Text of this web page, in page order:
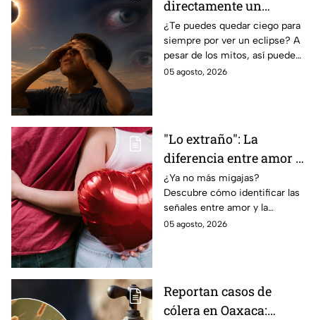
directamente un
eclipse parcial: así
puedes observarlo de
forma segura
¿Te puedes quedar ciego para
siempre por ver un eclipse? A
pesar de los mitos, así puedes
observar un eclipse parcial y
05 agosto, 2026
"Lo extraño": La
diferencia entre amor y
dependencia
emocional
¿Ya no más migajas?
Descubre cómo identificar las
señales entre amor y la
dependencia emocional. Estos
05 agosto, 2026
Reportan casos de
cólera en Oaxaca: